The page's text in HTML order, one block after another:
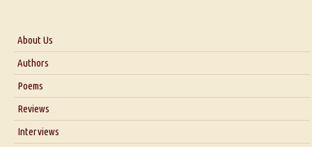
About Us
About Us
Blog
Authors
Poems
Reviews
Interviews